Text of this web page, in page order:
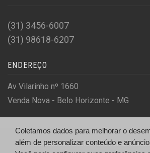
(31) 3456-6007
(31) 98618-6207
ENDEREÇO
Av Vilarinho nº 1660
Venda Nova - Belo Horizonte - MG
© Dinâmica Veículos - http://
Coletamos dados para melhorar o
além de personalizar conteúdo e